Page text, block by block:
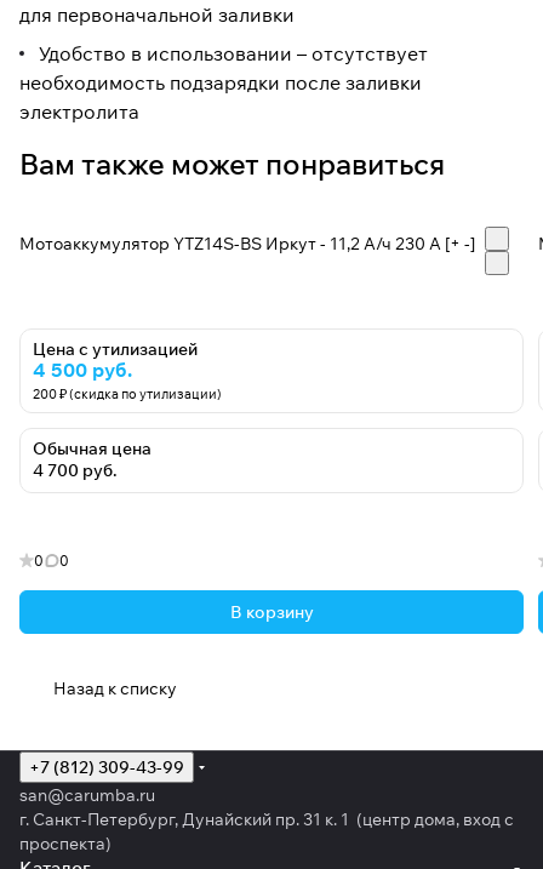
для первоначальной заливки
Удобство в использовании – отсутствует
необходимость подзарядки после заливки
электролита
Вам также может понравиться
Мотоаккумулятор YTZ14S-BS Иркут - 11,2 А/ч 230 A [+ -]
Цена с утилизацией
4 500 руб.
200 ₽ (скидка по утилизации)
Обычная цена
4 700 руб.
0 0
В корзину
Назад к списку
+7 (812) 309-43-99
san@carumba.ru
г. Санкт-Петербург, Дунайский пр. 31 к. 1 (центр дома, вход с
проспекта)